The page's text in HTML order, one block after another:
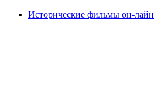
Исторические фильмы он-лайн